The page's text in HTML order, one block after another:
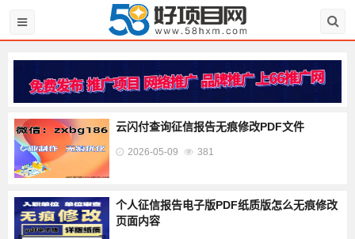
云闪付查询征信报告无痕修改PDF文件
2026-05-09 381
个人征信报告电子版PDF纸质版怎么无痕修改
页面内容